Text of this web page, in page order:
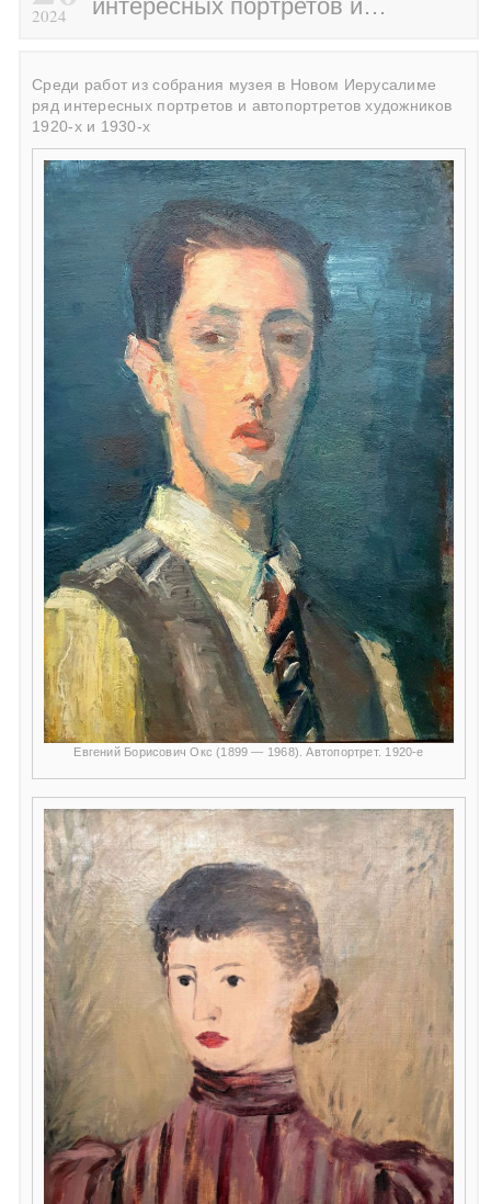
2024 интересных портретов и…
Среди работ из собрания музея в Новом Иерусалиме
ряд интересных портретов и автопортретов художников
1920-х и 1930-х
Евгений Борисович Окс (1899 — 1968). Автопортрет. 1920-е